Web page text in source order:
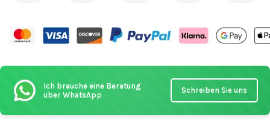
Ich brauche eine Beratung
über WhatsApp
Schreiben Sie uns